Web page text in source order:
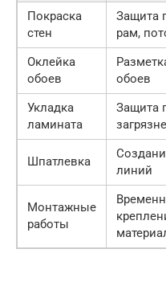
Покраска
стен
Защита
рам,
Оклейка
обоев
обоев
Укладка
ламината
Защита
Шпатлевка
линий
Монтажные
работы